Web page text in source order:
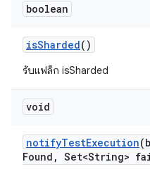
boolean
isSharded()
รับแฟล็ก isSharded
void
notifyTestExecution
Found , Set<String>